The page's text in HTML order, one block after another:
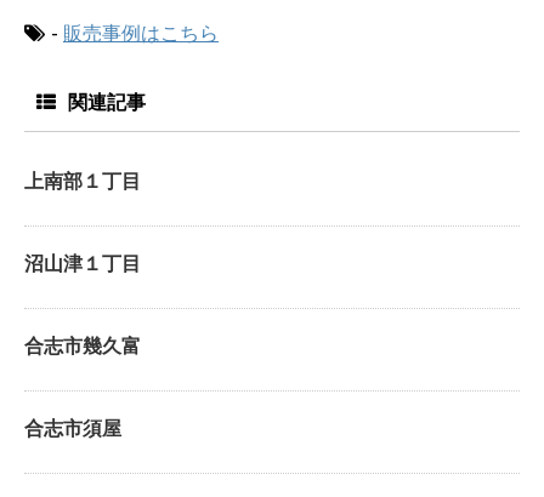
- 販売事例はこちら
関連記事
上南部１丁目
沼山津１丁目
合志市幾久富
合志市須屋